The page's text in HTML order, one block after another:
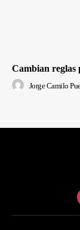
Cambian reglas
Jorge Camilo